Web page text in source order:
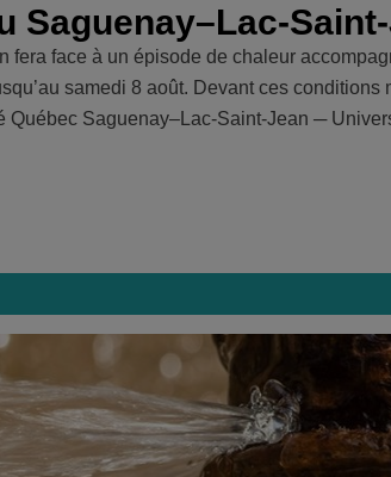
Saguenay–Lac-
fera face à un épisode de chaleur
samedi 8 août. Devant ces conditions
Québec Saguenay–Lac-Saint-Jean ─